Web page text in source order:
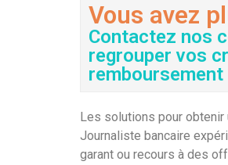
Vous avez
Contactez nos
regrouper vos
remboursement
Les solutions pour obtenir
Journaliste bancaire
garant ou recours à des